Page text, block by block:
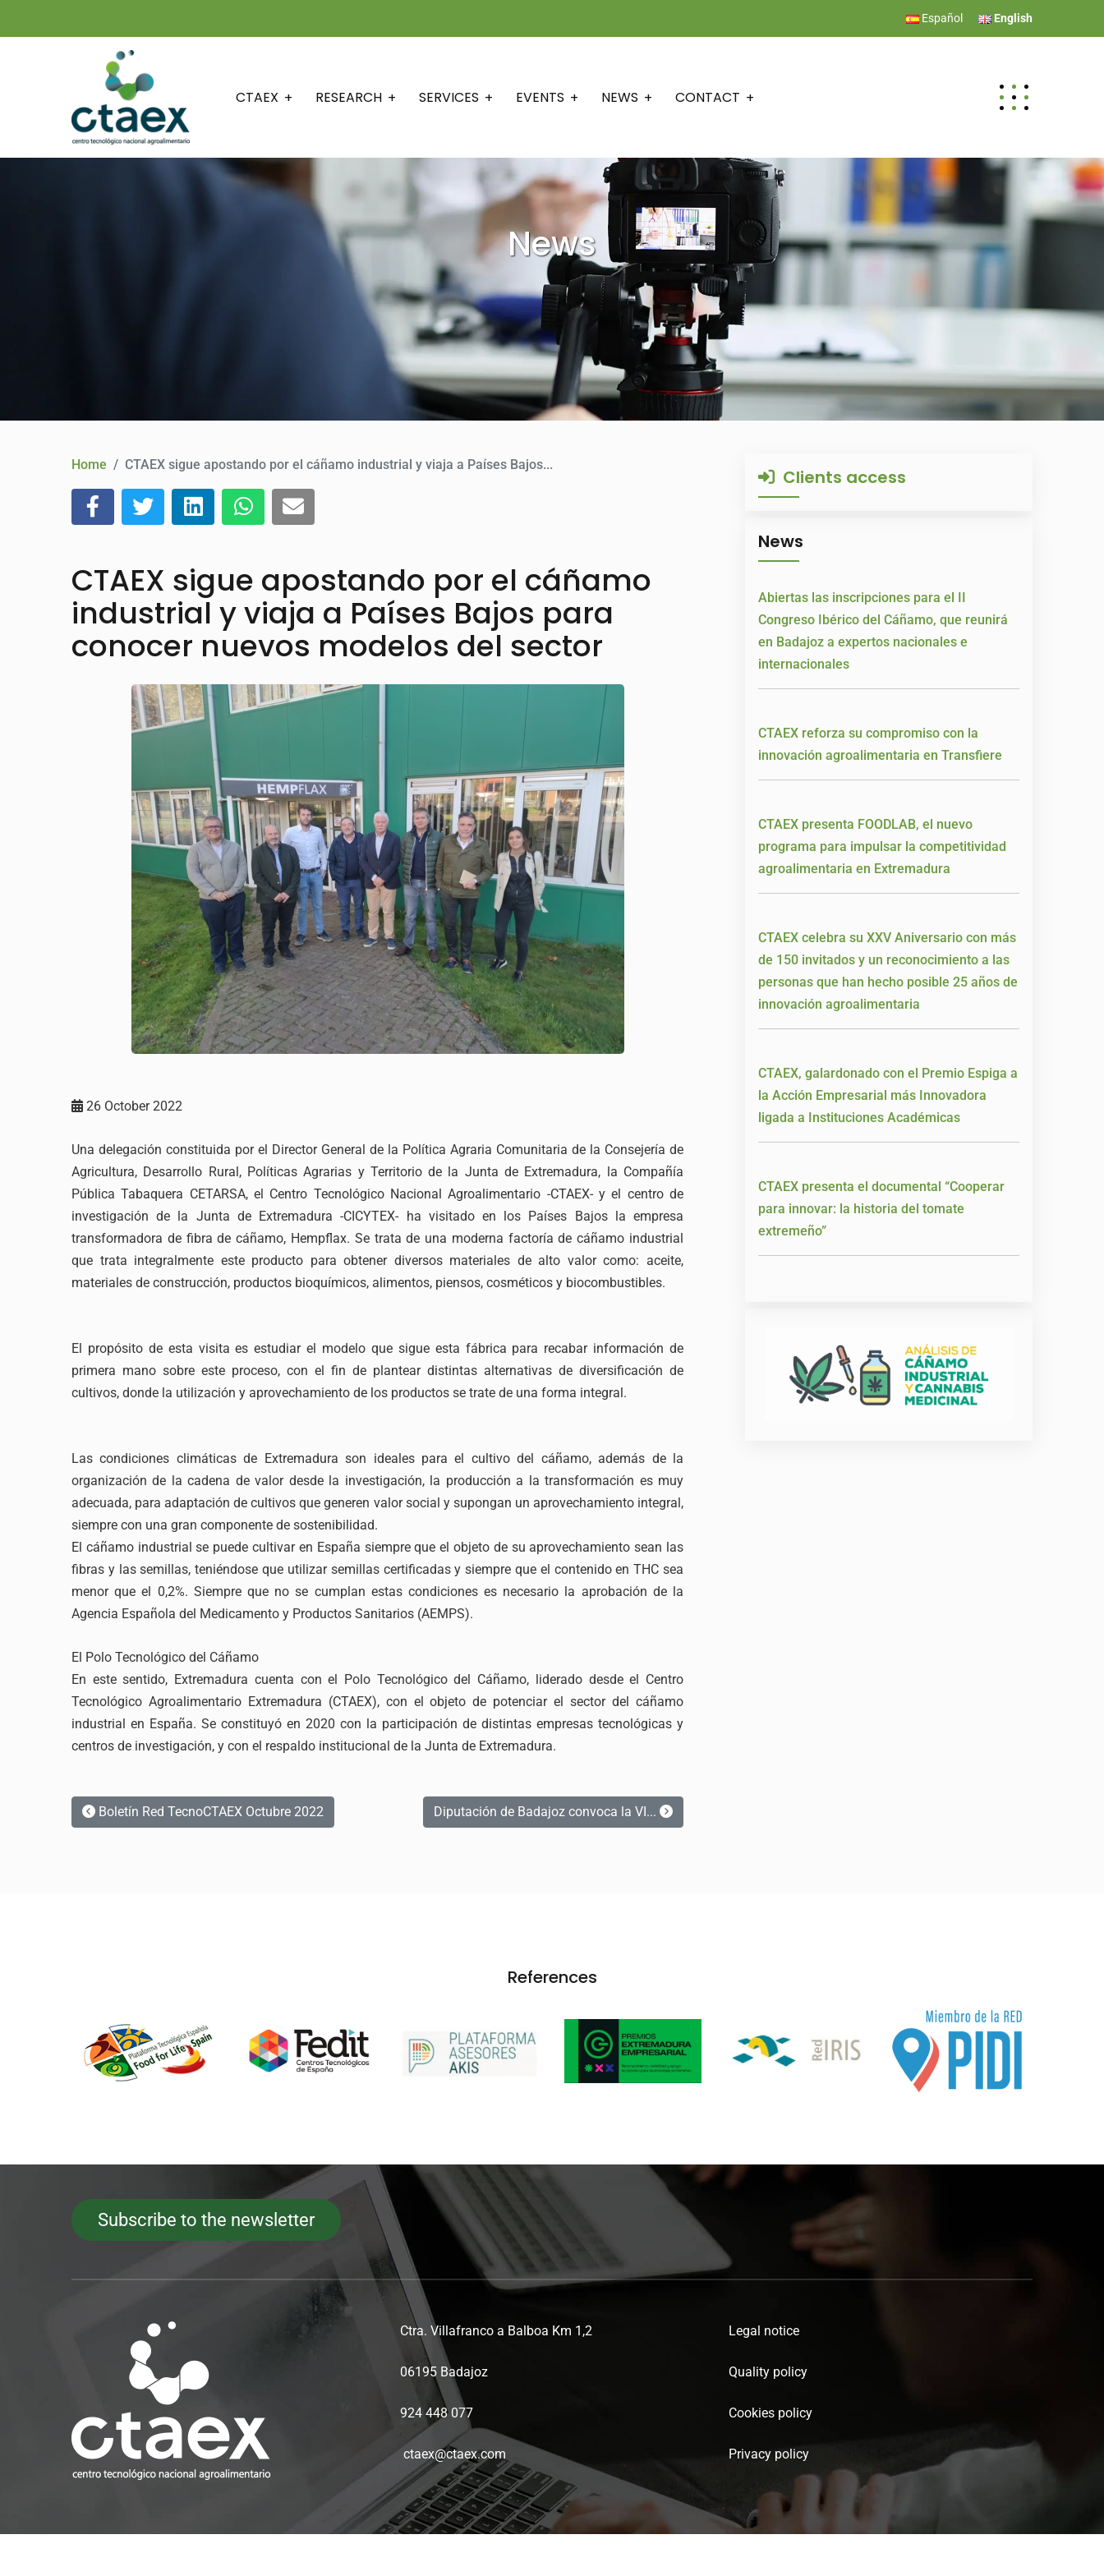
Español English
CTAEX RESEARCH SERVICES EVENTS NEWS CONTACT
News
Home CTAEX sigue apostando por el cáñamo industrial y viaja a Países Bajos...
CTAEX sigue apostando por el cáñamo
industrial y viaja a Países Bajos para
conocer nuevos modelos del sector
26 October 2022
Una delegación constituida por el Director General de la Política Agraria Comunitaria de la Consejería de
Agricultura, Desarrollo Rural, Políticas Agrarias y Territorio de la Junta de Extremadura, la Compañía
Pública Tabaquera CETARSA, el Centro Tecnológico Nacional Agroalimentario -CTAEX- y el centro de
investigación de la Junta de Extremadura -CICYTEX- ha visitado en los Países Bajos la empresa
transformadora de fibra de cáñamo, Hempflax. Se trata de una moderna factoría de cáñamo industrial
que trata integralmente este producto para obtener diversos materiales de alto valor como: aceite,
materiales de construcción, productos bioquímicos, alimentos, piensos, cosméticos y biocombustibles.
El propósito de esta visita es estudiar el modelo que sigue esta fábrica para recabar información de
primera mano sobre este proceso, con el fin de plantear distintas alternativas de diversificación de
cultivos, donde la utilización y aprovechamiento de los productos se trate de una forma integral.
Las condiciones climáticas de Extremadura son ideales para el cultivo del cáñamo, además de la
organización de la cadena de valor desde la investigación, la producción a la transformación es muy
adecuada, para adaptación de cultivos que generen valor social y supongan un aprovechamiento integral,
siempre con una gran componente de sostenibilidad.
El cáñamo industrial se puede cultivar en España siempre que el objeto de su aprovechamiento sean las
fibras y las semillas, teniéndose que utilizar semillas certificadas y siempre que el contenido en THC sea
menor que el 0,2%. Siempre que no se cumplan estas condiciones es necesario la aprobación de la
Agencia Española del Medicamento y Productos Sanitarios (AEMPS).
El Polo Tecnológico del Cáñamo
En este sentido, Extremadura cuenta con el Polo Tecnológico del Cáñamo, liderado desde el Centro
Tecnológico Agroalimentario Extremadura (CTAEX), con el objeto de potenciar el sector del cáñamo
industrial en España. Se constituyó en 2020 con la participación de distintas empresas tecnológicas y
centros de investigación, y con el respaldo institucional de la Junta de Extremadura.
Boletín Red TecnoCTAEX Octubre 2022 Diputación de Badajoz convoca la VI...
Clients access
News
Abiertas las inscripciones para el II
Congreso Ibérico del Cáñamo, que reunirá
en Badajoz a expertos nacionales e
internacionales
CTAEX reforza su compromiso con la
innovación agroalimentaria en Transfiere
CTAEX presenta FOODLAB, el nuevo
programa para impulsar la competitividad
agroalimentaria en Extremadura
CTAEX celebra su XXV Aniversario con más
de 150 invitados y un reconocimiento a las
personas que han hecho posible 25 años de
innovación agroalimentaria
CTAEX, galardonado con el Premio Espiga a
la Acción Empresarial más Innovadora
ligada a Instituciones Académicas
CTAEX presenta el documental “Cooperar
para innovar: la historia del tomate
extremeño”
References
Subscribe to the newsletter
Ctra. Villafranco a Balboa Km 1,2
06195 Badajoz
924 448 077
ctaex@ctaex.com
Legal notice
Quality policy
Cookies policy
Privacy policy